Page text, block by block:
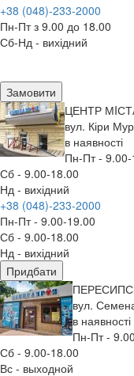
+38 (048)-233-2000
Пн-Пт з 9.00 до 18.00
Сб-Нд - вихідний
Замовити
ЦЕНТР
вул. Кіри
в наявності
Пн-Пт - 9.00-
Сб - 9.00-18.00
Нд - вихідний
+38 (048)-233-2000
Пн-Пт - 9.00-19.00
Сб - 9.00-18.00
Нд - вихідний
Придбати
вул.
в наявності
Пн-Пт -
Сб - 9.00-18.00
Вс - выходной